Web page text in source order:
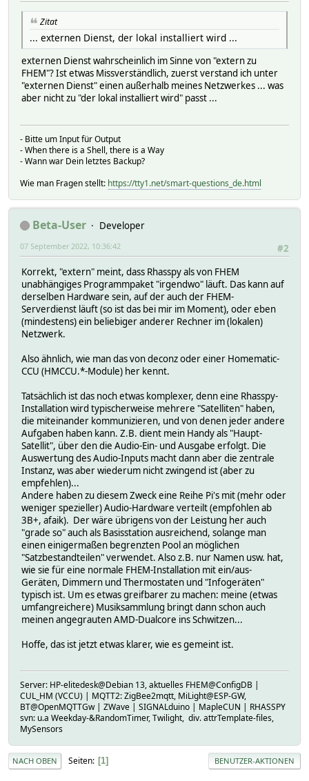
Zitat
... externen Dienst, der lokal installiert wird ...
externen Dienst wahrscheinlich im Sinne von "extern zu
FHEM"? Ist etwas Missverständlich, zuerst verstand ich unter
"externen Dienst" einen außerhalb meines Netzwerkes ... was
aber nicht zu "der lokal installiert wird" passt ...
- Bitte um Input für Output
- When there is a Shell, there is a Way
- Wann war Dein letztes Backup?
Wie man Fragen stellt: https://tty1.net/smart-questions_de.html
Beta-User
Developer
#2
07 September 2022, 10:36:42
Korrekt, "extern" meint, dass Rhasspy als von FHEM
unabhängiges Programmpaket "irgendwo" läuft. Das kann auf
derselben Hardware sein, auf der auch der FHEM-
Serverdienst läuft (so ist das bei mir im Moment), oder eben
(mindestens) ein beliebiger anderer Rechner im (lokalen)
Netzwerk.
Also ähnlich, wie man das von deconz oder einer Homematic-
CCU (HMCCU.*-Module) her kennt.
Tatsächlich ist das noch etwas komplexer, denn eine Rhasspy-
Installation wird typischerweise mehrere "Satelliten" haben,
die miteinander kommunizieren, und von denen jeder andere
Aufgaben haben kann. Z.B. dient mein Handy als "Haupt-
Satellit", über den die Audio-Ein- und Ausgabe erfolgt. Die
Auswertung des Audio-Inputs macht dann aber die zentrale
Instanz, was aber wiederum nicht zwingend ist (aber zu
empfehlen)...
Andere haben zu diesem Zweck eine Reihe Pi's mit (mehr oder
weniger spezieller) Audio-Hardware verteilt (empfohlen ab
3B+, afaik). Der wäre übrigens von der Leistung her auch
"grade so" auch als Basisstation ausreichend, solange man
einen einigermaßen begrenzten Pool an möglichen
"Satzbestandteilen" verwendet. Also z.B. nur Namen usw. hat,
wie sie für eine normale FHEM-Installation mit ein/aus-
Geräten, Dimmern und Thermostaten und "Infogeräten"
typisch ist. Um es etwas greifbarer zu machen: meine (etwas
umfangreichere) Musiksammlung bringt dann schon auch
meinen angegrauten AMD-Dualcore ins Schwitzen...
Hoffe, das ist jetzt etwas klarer, wie es gemeint ist.
Server: HP-elitedesk@Debian 13, aktuelles FHEM@ConfigDB |
CUL_HM (VCCU) | MQTT2: ZigBee2mqtt, MiLight@ESP-GW,
BT@OpenMQTTGw | ZWave | SIGNALduino | MapleCUN | RHASSPY
svn: u.a Weekday-&RandomTimer, Twilight, div. attrTemplate-files,
MySensors
NACH OBEN Seiten 1 BENUTZER-AKTIONEN